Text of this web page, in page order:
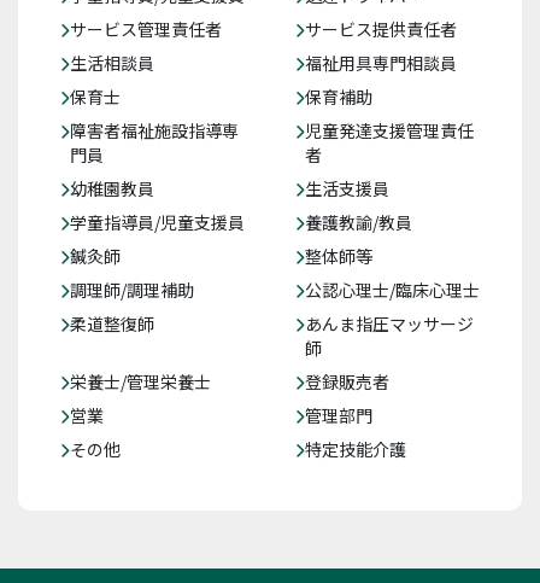
サービス管理責任者
サービス提供責任者
生活相談員
福祉用具専門相談員
保育士
保育補助
障害者福祉施設指導専
門員
児童発達支援管理責任
者
幼稚園教員
生活支援員
学童指導員/児童支援員
養護教諭/教員
鍼灸師
整体師等
調理師/調理補助
公認心理士/臨床心理士
柔道整復師
あんま指圧マッサージ
師
栄養士/管理栄養士
登録販売者
営業
管理部門
その他
特定技能介護